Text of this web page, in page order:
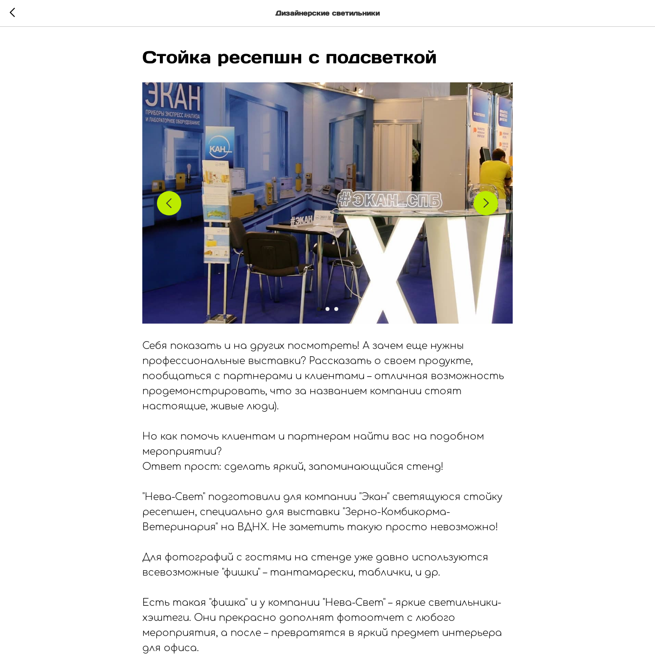
Дизайнерские светильники
Стойка ресепшн с подсветкой
Себя показать и на других посмотреть! А зачем еще нужны
профессиональные выставки? Рассказать о своем продукте,
пообщаться с партнерами и клиентами – отличная возможность
продемонстрировать, что за названием компании стоят
настоящие, живые люди).
Но как помочь клиентам и партнерам найти вас на подобном
мероприятии?
Ответ прост: сделать яркий, запоминающийся стенд!
"Нева-Свет" подготовили для компании "Экан" светящуюся стойку
ресепшен, специально для выставки "Зерно-Комбикорма-
Ветеринария" на ВДНХ. Не заметить такую просто невозможно!
Для фотографий с гостями на стенде уже давно используются
всевозможные "фишки" – тантамарески, таблички, и др.
Есть такая "фишка" и у компании "Нева-Свет" – яркие светильники-
хэштеги. Они прекрасно дополнят фотоотчет с любого
мероприятия, а после – превратятся в яркий предмет интерьера
для офиса.